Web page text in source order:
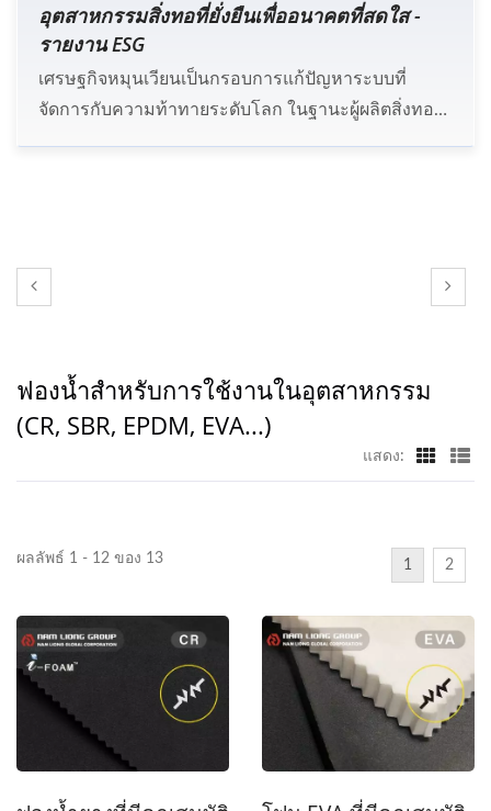
อุตสาหกรรมสิ่งทอที่ยั่งยืนเพื่ออนาคตที่สดใส -
รายงาน ESG
เศรษฐกิจหมุนเวียนเป็นกรอบการแก้ปัญหาระบบที่
จัดการกับความท้าทายระดับโลก ในฐานะผู้ผลิตสิ่งทอ
ส่วนเสีย
ฟองน้ำสำหรับการใช้งานในอุตสาหกรรม
(CR, SBR, EPDM, EVA...)
แสดง:
ผลลัพธ์ 1 - 12 ของ 13 1 2